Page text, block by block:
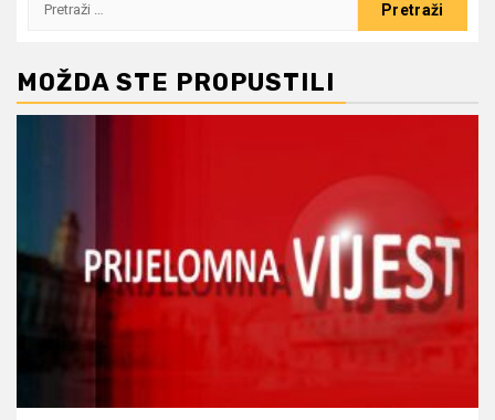
MOŽDA STE PROPUSTILI